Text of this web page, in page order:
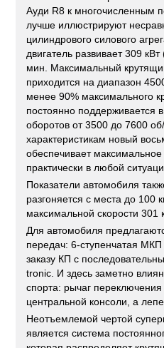
Ауди R8 к многочисленным
лучше иллюстрируют
цилиндрового силового
двигатель развивает 309
мин. Максимальный
приходится на диапазон
менее 90% максимального
постоянно поддерживается
оборотов от 3500 до 7600
характеристикам новый
обеспечивает максимальное
практически в любой
Показатели автомобиля
разгоняется с места до 100
максимальной скорости 301
Для автомобиля
передач: 6-ступенчатая
заказу КП с
tronic. И здесь заметно
спорта: рычаг
центральной консоли, а
Неотъемлемой чертой
является система